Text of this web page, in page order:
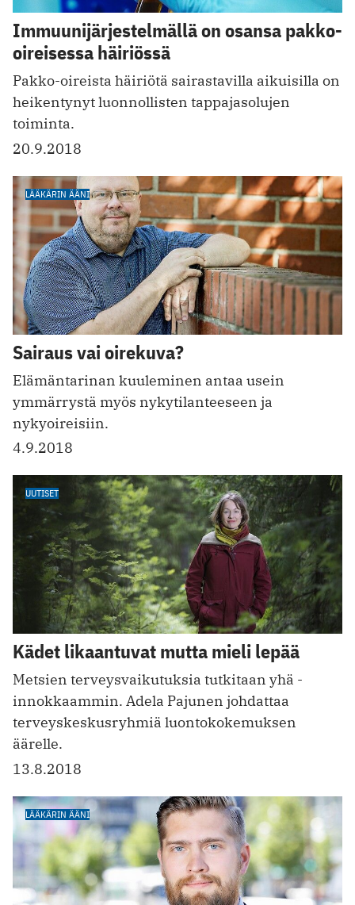
Immuunijärjestelmällä on osansa pakko-
oireisessa häiriössä
Pakko-oireista häiriötä sairastavilla aikuisilla on
heikentynyt luonnollisten tappajasolujen
toiminta.
20.9.2018
LÄÄKÄRIN ÄÄNI
Sairaus vai oirekuva?
Elämäntarinan kuuleminen antaa usein
ymmärrystä myös nykytilanteeseen ja
nykyoireisiin.
4.9.2018
UUTISET
Kädet likaantuvat mutta mieli lepää
Metsien terveysvaikutuksia tutkitaan yhä ­
innokkaammin. Adela Pajunen johdattaa
terveyskeskusryhmiä luontokokemuksen
äärelle.
13.8.2018
LÄÄKÄRIN ÄÄNI